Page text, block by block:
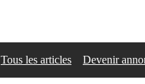
Tous les articles Devenir